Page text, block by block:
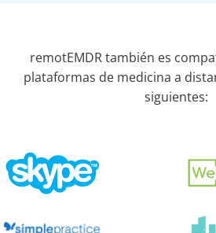
remotEMDR también es
plataformas de medicina a
siguientes: